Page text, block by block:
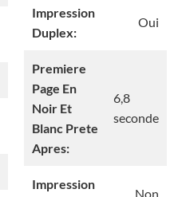
Impression
Duplex:
Oui
Premiere
Page En
Noir Et
Blanc Prete
Apres:
6,8
seconde
Impression
Non